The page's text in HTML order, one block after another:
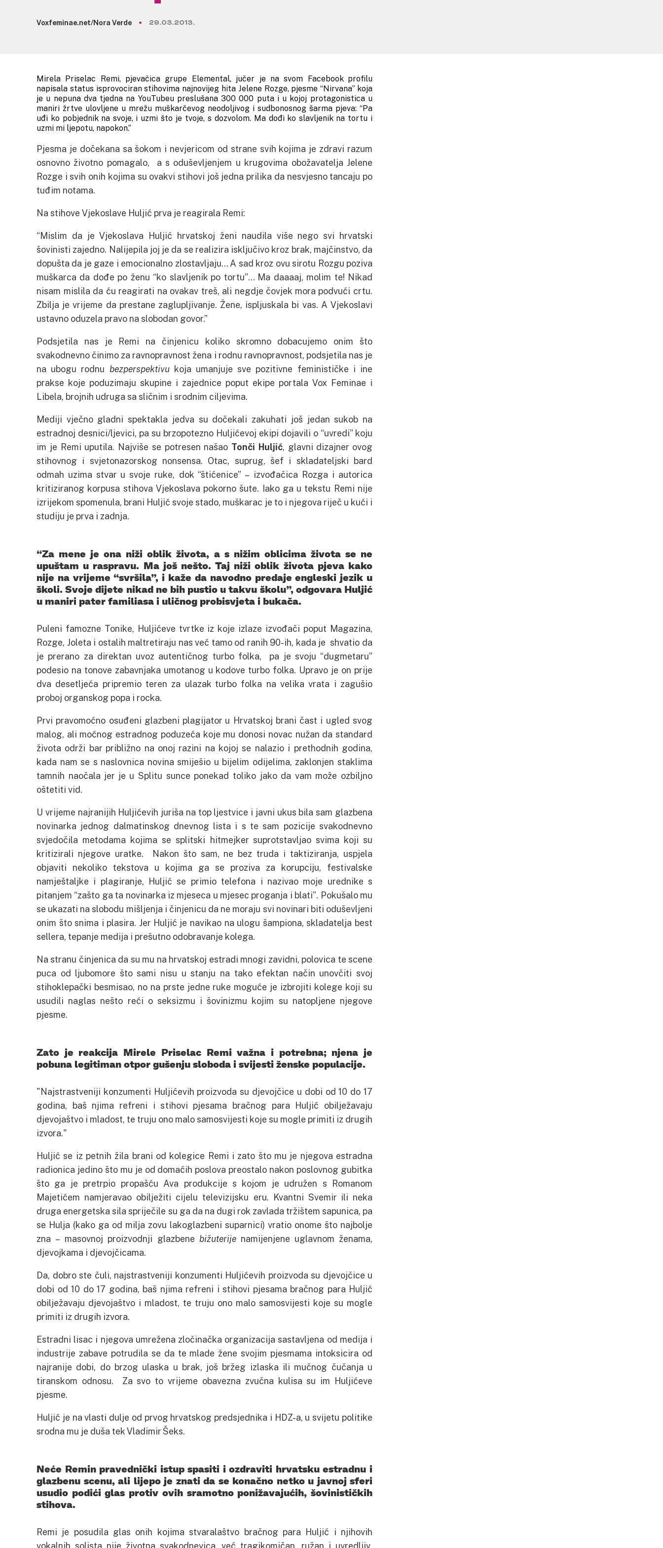
Voxfeminae.net/Nora Verde 29.03.2013.
Mirela Priselac Remi, pjevačica grupe Elemental, jučer je na svom Facebook profilu
napisala status isprovociran stihovima najnovijeg hita Jelene Rozge, pjesme “Nirvana” koja
je u nepuna dva tjedna na YouTubeu preslušana 300 000 puta i u kojoj protagonistica u
maniri žrtve ulovljene u mrežu muškarčevog neodoljivog i sudbonosnog šarma pjeva: “Pa
uđi ko pobjednik na svoje, i uzmi što je tvoje, s dozvolom. Ma dođi ko slavljenik na tortu i
uzmi mi ljepotu, napokon.”
Pjesma je dočekana sa šokom i nevjericom od strane svih kojima je zdravi razum
osnovno životno pomagalo, a s oduševljenjem u krugovima obožavatelja Jelene
Rozge i svih onih kojima su ovakvi stihovi još jedna prilika da nesvjesno tancaju po
tuđim notama.
Na stihove Vjekoslave Huljić prva je reagirala Remi:
“Mislim da je Vjekoslava Huljić hrvatskoj ženi naudila više nego svi hrvatski
šovinisti zajedno. Nalijepila joj je da se realizira isključivo kroz brak, majčinstvo, da
dopušta da je gaze i emocionalno zlostavljaju… A sad kroz ovu sirotu Rozgu poziva
muškarca da dođe po ženu “ko slavljenik po tortu”… Ma daaaaj, molim te! Nikad
nisam mislila da ću reagirati na ovakav treš, ali negdje čovjek mora podvući crtu.
Zbilja je vrijeme da prestane zaglupljivanje. Žene, ispljuskala bi vas. A Vjekoslavi
ustavno oduzela pravo na slobodan govor.”
Podsjetila nas je Remi na činjenicu koliko skromno dobacujemo onim što
svakodnevno činimo za ravnopravnost žena i rodnu ravnopravnost, podsjetila nas je
na ubogu rodnu bezperspektivukoja umanjuje sve pozitivne feminističke i ine
prakse koje poduzimaju skupine i zajednice poput ekipe portala Vox Feminae i
Libela, brojnih udruga sa sličnim i srodnim ciljevima.
Mediji vječno gladni spektakla jedva su dočekali zakuhati još jedan sukob na
estradnoj desnici/ljevici, pa su brzopotezno Huljićevoj ekipi dojavili o “uvredi” koju
im je Remi uputila. Najviše se potresen našao Tonči Huljić, glavni dizajner ovog
stihovnog i svjetonazorskog nonsensa. Otac, suprug, šef i skladateljski bard
odmah uzima stvar u svoje ruke, dok “štićenice” – izvođačica Rozga i autorica
kritiziranog korpusa stihova Vjekoslava pokorno šute. Iako ga u tekstu Remi nije
izrijekom spomenula, brani Huljić svoje stado, muškarac je to i njegova riječ u kući i
studiju je prva i zadnja.
“Za mene je ona niži oblik života, a s nižim oblicima života se ne
upuštam u raspravu. Ma još nešto. Taj niži oblik života pjeva kako
nije na vrijeme “svršila”, i kaže da navodno predaje engleski jezik u
školi. Svoje dijete nikad ne bih pustio u takvu školu”, odgovara Huljić
u maniri pater familiasa i uličnog probisvjeta i bukača.
Puleni famozne Tonike, Huljićeve tvrtke iz koje izlaze izvođači poput Magazina,
Rozge, Joleta i ostalih maltretiraju nas već tamo od ranih 90-ih, kada je shvatio da
je prerano za direktan uvoz autentičnog turbo folka, pa je svoju “dugmetaru”
podesio na tonove zabavnjaka umotanog u kodove turbo folka. Upravo je on prije
dva desetljeća pripremio teren za ulazak turbo folka na velika vrata i zagušio
proboj organskog popa i rocka.
Prvi pravomoćno osuđeni glazbeni plagijator u Hrvatskoj brani čast i ugled svog
malog, ali moćnog estradnog poduzeća koje mu donosi novac nužan da standard
života održi bar približno na onoj razini na kojoj se nalazio i prethodnih godina,
kada nam se s naslovnica novina smiješio u bijelim odijelima, zaklonjen staklima
tamnih naočala jer je u Splitu sunce ponekad toliko jako da vam može ozbiljno
oštetiti vid.
U vrijeme najranijih Huljićevih juriša na top ljestvice i javni ukus bila sam glazbena
novinarka jednog dalmatinskog dnevnog lista i s te sam pozicije svakodnevno
svjedočila metodama kojima se splitski hitmejker suprotstavljao svima koji su
kritizirali njegove uratke. Nakon što sam, ne bez truda i taktiziranja, uspjela
objaviti nekoliko tekstova u kojima ga se proziva za korupciju, festivalske
namještaljke i plagiranje, Huljić se primio telefona i nazivao moje urednike s
pitanjem “zašto ga ta novinarka iz mjeseca u mjesec proganja i blati”. Pokušalo mu
se ukazati na slobodu mišljenja i činjenicu da ne moraju svi novinari biti oduševljeni
onim što snima i plasira. Jer Huljić je navikao na ulogu šampiona, skladatelja best
sellera, tepanje medija i prešutno odobravanje kolega.
Na stranu činjenica da su mu na hrvatskoj estradi mnogi zavidni, polovica te scene
puca od ljubomore što sami nisu u stanju na tako efektan način unovčiti svoj
stihoklepački besmisao, no na prste jedne ruke moguće je izbrojiti kolege koji su
usudili naglas nešto reći o seksizmu i šovinizmu kojim su natopljene njegove
pjesme.
Zato je reakcija Mirele Priselac Remi važna i potrebna; njena je
pobuna legitiman otpor gušenju sloboda i svijesti ženske populacije.
Najstrastveniji konzumenti Huljićevih proizvoda su djevojčice u dobi od 10 do 17
godina, baš njima refreni i stihovi pjesama bračnog para Huljić obilježavaju
djevojaštvo i mladost, te truju ono malo samosvijesti koje su mogle primiti iz drugih
izvora.
Huljić se iz petnih žila brani od kolegice Remi i zato što mu je njegova estradna
radionica jedino što mu je od domaćih poslova preostalo nakon poslovnog gubitka
što ga je pretrpio propašću Ava produkcije s kojom je udružen s Romanom
Majetićem namjeravao obilježiti cijelu televizijsku eru. Kvantni Svemir ili neka
druga energetska sila spriječile su ga da na dugi rok zavlada tržištem sapunica, pa
se Hulja (kako ga od milja zovu lakoglazbeni suparnici) vratio onome što najbolje
zna – masovnoj proizvodnji glazbene bižuterijenamijenjene uglavnom ženama,
djevojkama i djevojčicama.
Da, dobro ste čuli, najstrastveniji konzumenti Huljićevih proizvoda su djevojčice u
dobi od 10 do 17 godina, baš njima refreni i stihovi pjesama bračnog para Huljić
obilježavaju djevojaštvo i mladost, te truju ono malo samosvijesti koje su mogle
primiti iz drugih izvora.
Estradni lisac i njegova umrežena zločinačka organizacija sastavljena od medija i
industrije zabave potrudila se da te mlade žene svojim pjesmama intoksicira od
najranije dobi, do brzog ulaska u brak, još bržeg izlaska ili mučnog čučanja u
tiranskom odnosu. Za svo to vrijeme obavezna zvučna kulisa su im Huljićeve
pjesme.
Huljić je na vlasti dulje od prvog hrvatskog predsjednika i HDZ-a, u svijetu politike
srodna mu je duša tek Vladimir Šeks.
Neće Remin pravednički istup spasiti i ozdraviti hrvatsku estradnu i
glazbenu scenu, ali lijepo je znati da se konačno netko u javnoj sferi
usudio podići glas protiv ovih sramotno ponižavajućih, šovinističkih
stihova.
Remi je posudila glas onih kojima stvaralaštvo bračnog para Huljić i njihovih
vokalnih solista nije životna svakodnevica, već tragikomičan, ružan i uvredljiv